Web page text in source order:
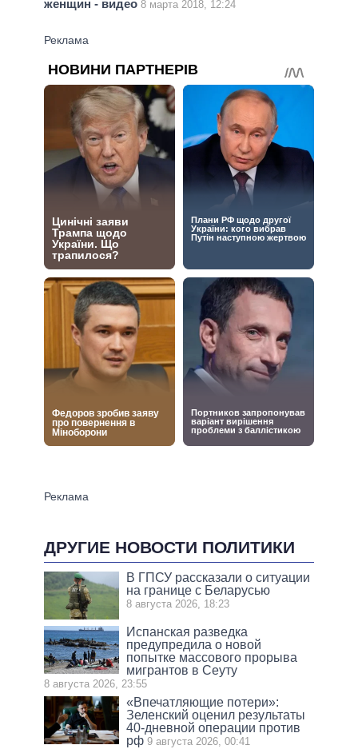
женщин - видео 8 марта 2018, 12:24
ДРУГИЕ НОВОСТИ ПОЛИТИКИ
В ГПСУ рассказали о ситуации
на границе с Беларусью
8 августа 2026, 18:23
Испанская разведка
предупредила о новой
попытке массового прорыва
мигрантов в Сеуту
8 августа 2026, 23:55
«Впечатляющие потери»:
Зеленский оценил результаты
40-дневной операции против
рф 9 августа 2026, 00:41